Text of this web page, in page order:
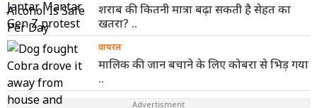
शराब की कितनी मात्रा बढ़ा सकती है सेहत का
खतरा? ..
वायरल
मालिक की जान बचाने के लिए कोबरा से भिड़ गया
..